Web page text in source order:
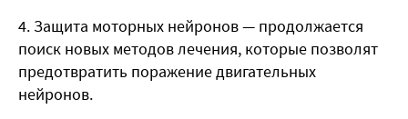
Защита моторных нейронов — продолжается
поиск новых методов лечения, которые позволят
предотвратить поражение двигательных
нейронов.